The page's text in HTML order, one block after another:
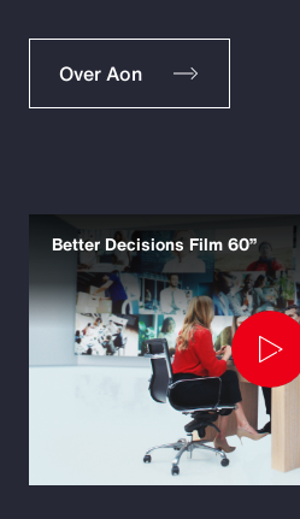
Over Aon
Better Decisions Film 60”